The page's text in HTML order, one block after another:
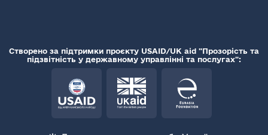
Створено за підтримки проєкту USAID/UK aid "Прозорість та
підзвітність у державному управлінні та послугах":